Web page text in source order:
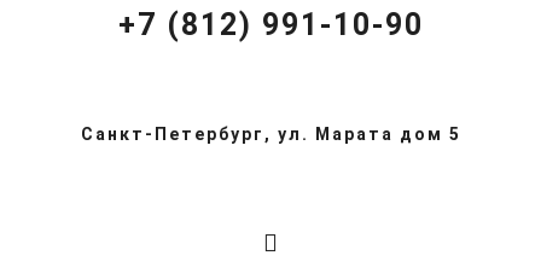
+7 (812) 991-10-90
Санкт-Петербург, ул. Марата дом 5